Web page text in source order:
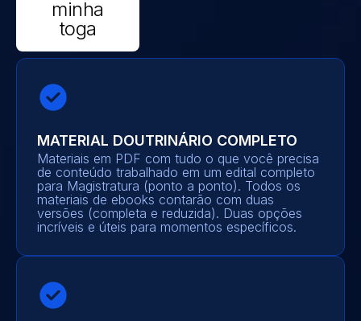
minha
toga
MATERIAL DOUTRINÁRIO COMPLETO
Materiais em PDF com tudo o que você precisa
de conteúdo trabalhado em um edital completo
para Magistratura (ponto a ponto). Todos os
materiais de ebooks contarão com duas
versões (completa e reduzida). Duas opções
incríveis e úteis para momentos específicos.